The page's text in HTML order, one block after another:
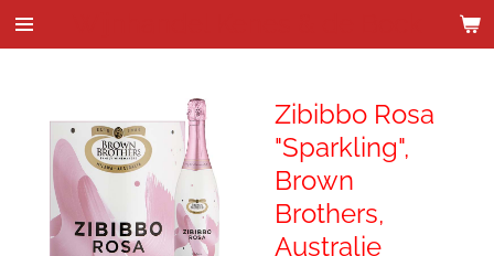
Ga
direct
hoofdinhoud
Zibibbo Rosa
"Sparkling",
Brown
Brothers,
Australie